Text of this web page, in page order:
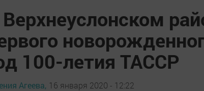
100-летия ТАССР
Агеева, 16 января 2020 - 12:22